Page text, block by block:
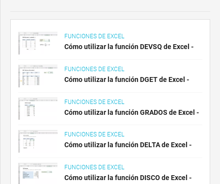
FUNCIONES DE EXCEL
Cómo utilizar la función DEVSQ de Excel -
FUNCIONES DE EXCEL
Cómo utilizar la función DGET de Excel -
FUNCIONES DE EXCEL
Cómo utilizar la función GRADOS de Excel -
FUNCIONES DE EXCEL
Cómo utilizar la función DELTA de Excel -
FUNCIONES DE EXCEL
Cómo utilizar la función DISCO de Excel -